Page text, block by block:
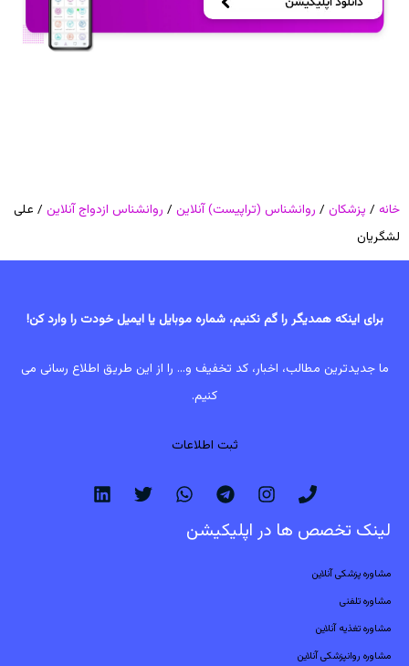
خانه / پزشکان / روانشناس (تراپیست) آنلاین / روانشناس ازدواج آنلاین / علی
لشگریان
برای اینکه همدیگر را گم نکنیم، شماره موبایل یا ایمیل خودت را وارد کن!
ما جدیدترین مطالب، اخبار، کد تخفیف و... را از این طریق اطلاع رسانی می
کنیم.
ثبت اطلاعات
لینک تخصص ها در اپلیکیشن
مشاوره پزشکی آنلاین
مشاوره تلفنی
مشاوره تغذیه آنلاین
مشاوره روانپزشکی آنلاین